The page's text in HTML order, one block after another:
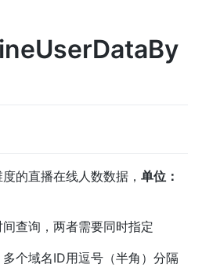
的直播在线人数数据， 单位：
查询，两者需要同时指定
个域名ID用逗号（半角）分隔